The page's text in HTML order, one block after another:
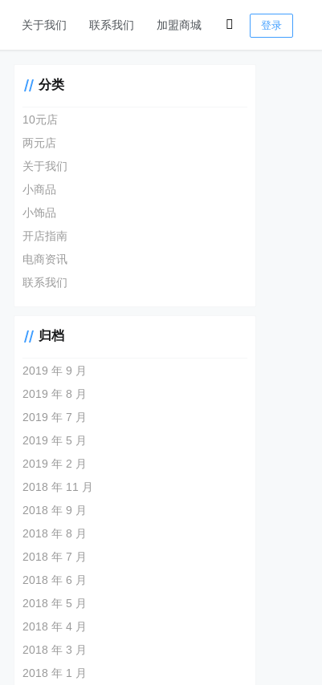
关于我们 联系我们 加盟商城 登录
分类
10元店
两元店
关于我们
小商品
小饰品
开店指南
电商资讯
联系我们
归档
2019 年 9 月
2019 年 8 月
2019 年 7 月
2019 年 5 月
2019 年 2 月
2018 年 11 月
2018 年 9 月
2018 年 8 月
2018 年 7 月
2018 年 6 月
2018 年 5 月
2018 年 4 月
2018 年 3 月
2018 年 1 月